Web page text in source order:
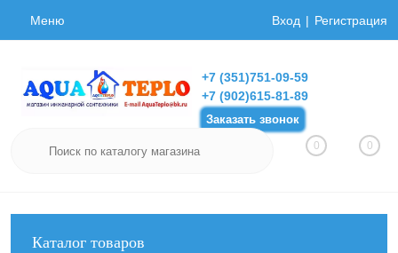
Меню Вход Регистрация
+7 (351)751-09-59
+7 (902)615-81-89
Заказать звонок
0 0
Каталог товаров